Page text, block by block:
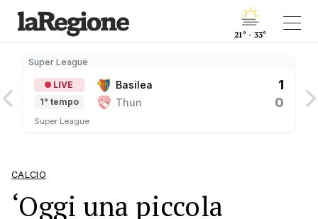
21° - 33°
Super League
LIVE
1° tempo
Basilea 1
Thun 0
Super League
CALCIO
‘Oggi una piccola